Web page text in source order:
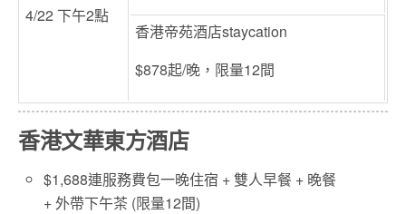
4/22 下午2點
香港帝苑酒店staycation
$878起/晚，限量12間
香港文華東方酒店
$1,688連服務費包一晚住宿 + 雙人早餐 + 晚餐
+外帶下午茶 (限量12間)